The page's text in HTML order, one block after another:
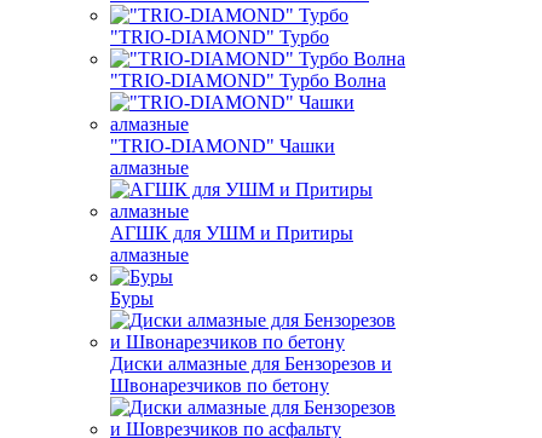
"TRIO-DIAMOND" Турбо
"TRIO-DIAMOND" Турбо Волна
"TRIO-DIAMOND" Чашки
алмазные
АГШК для УШМ и Притиры
алмазные
Буры
Диски алмазные для Бензорезов и
Швонарезчиков по бетону